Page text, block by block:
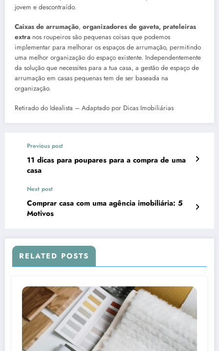
jovem e descontraído.
Caixas de arrumação, organizadores de gaveta, prateleiras
extra nos roupeiros são pequenas coisas que podemos
implementar para melhorar os espaços de arrumação, permitindo
uma melhor organização do espaço existente. Independentemente
da solução que necessites para a tua casa, a gestão de espaço de
arrumação em casas pequenas tem de ser baseada na
organização.
Retirado do Idealista – Adaptado por Dicas Imobiliárias
Previous post
11 dicas para poupares para a compra de uma
casa
Next post
Comprar casa com uma agência imobiliária: 5
Motivos
RELATED POSTS